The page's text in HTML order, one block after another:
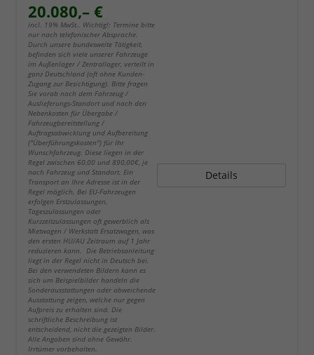
20.080,– €
incl. 19% MwSt.. Wichtig!: Termine bitte
nur nach telefonischer Absprache.
Durch unsere bundesweite Tätigkeit,
befinden sich viele unserer Fahrzeuge
im Außenlager / Zentrallager, verteilt in
ganz Deutschland (oft ohne Kunden-
Zugang zur Besichtigung). Bitte fragen
Sie vorab nach dem Fahrzeug /
Auslieferungs-Standort und nach den
Nebenkosten für Übergabe /
Fahrzeugbereitstellung /
Auftragsabwicklung und Aufbereitung
("Überführungskosten") für Ihr
Wunschfahrzeug. Diese liegen in der
Regel zwischen 60,00 und 890,00€, je
nach Fahrzeug und Standort. Ein
Transport an Ihre Adresse ist in der
Regel möglich. Bei EU-Fahrzeugen
erfolgen Erstzulassungen,
Tageszulassungen oder
Kurzzeitzulassungen oft gewerblich als
Mietwagen / Werkstatt Ersatzwagen, was
den ersten HU/AU Zeitraum auf 1 Jahr
reduzieren kann. Die Betriebsanleitung
liegt in der Regel nicht in Deutsch bei.
Bei den verwendeten Bildern kann es
sich um Beispielbilder handeln die
Sonderausstattungen oder abweichende
Ausstattung zeigen, welche nur gegen
Aufpreis zu erhalten sind. Die
schriftliche Beschreibung ist
entscheidend, nicht die gezeigten Bilder.
Alle Angaben sind ohne Gewähr.
Irrtümer vorbehalten.
Details